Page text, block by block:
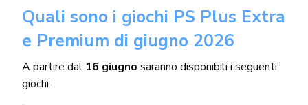
Quali sono i giochi PS Plus Extra
e Premium di giugno 2026
A partire dal 16 giugnosaranno disponibili i seguenti
giochi: